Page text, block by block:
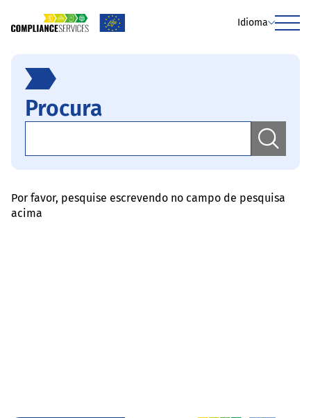
Idioma
Menu
Procura
Por favor, pesquise escrevendo no campo de pesquisa
acima